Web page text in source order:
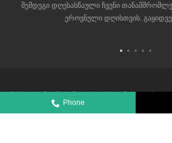
შემდეგი დღესასწაული ჩვენი
ეროვნული დღისთვის.
© Ningbo De-Shin Precision Alloy Co., Ltd.
ყველა უფლება